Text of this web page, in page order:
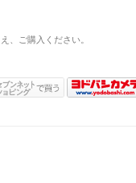
、ご購入ください。